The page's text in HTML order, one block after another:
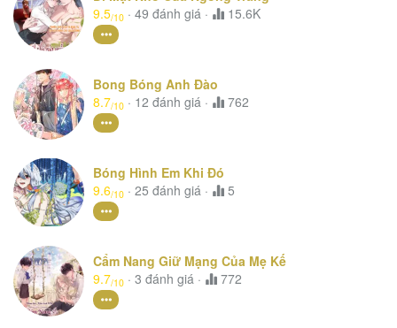
9.5/10 · 49 đánh giá · 15.6K
Bong Bóng Anh Đào
8.7/10 · 12 đánh giá · 762
Bóng Hình Em Khi Đó
9.6/10 · 25 đánh giá · 5
Cẩm Nang Giữ Mạng Của Mẹ Kế
9.7/10 · 3 đánh giá · 772